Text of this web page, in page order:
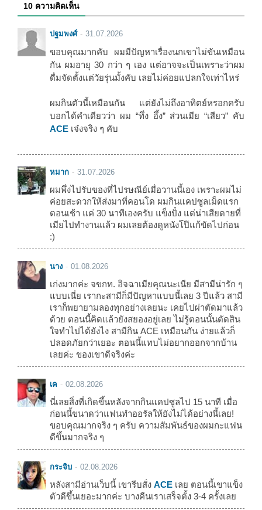
10 ความคิดเห็น
ปฐมพงศ์ 31.07.2026
ขอบคุณมากคับ ผมมีปัญหาเรื่องนกเขาไม่ขันเหมือน
กัน ผมอายุ 30 กว่า ๆ เอง แต่อาจจะเป็นเพราะว่าผม
ดื่มจัดตั้งแต่วัยรุ่นมั้งคับ เลยไม่ค่อยแปลกใจเท่าไหร่
ผมกินตัวนี้เหมือนกัน แต่ยังไม่ถึงอาทิตย์หรอกครับ
บอกได้คำเดียวว่า ผม “ทึ่ง อึ้ง” ส่วนเมีย “เสียว” คับ
ACE เจ๋งจริง ๆ คับ
หมาก 31.07.2026
ผมพึ่งไปรับของที่ไปรษณีย์เมื่อวานนี้เอง เพราะผมไม่
ค่อยสะดวกให้ส่งมาที่คอนโด ผมกินแคปซูลเม็ดแรก
ตอนเช้า แค่ 30 นาทีเองครับ แข็งปั๋ง แต่น่าเสียดายที่
เมียไปทำงานแล้ว ผมเลยต้องดูหนังโป๊แก้ขัดไปก่อน
:)
นาง 01.08.2026
เก่งมากค่ะ จขกท. อิจฉาเมียคุณนะเนีย มีสามีน่ารัก ๆ
แบบเนี่ย เรากะสามีก็มีปัญหาแบบนี้เลย 3 ปีแล้ว สามี
เราก็พยายามลองทุกอย่างเลยนะ เคยไปผ่าตัดมาแล้ว
ด้วย ตอนนี้คิดแล้วยังสยองอยู่เลย ไม่รู้ตอนนั้นตัดสิน
ใจทำไปได้ยังไง สามีกิน ACE เหมือนกัน ง่ายแล้วก็
ปลอดภัยกว่าเยอะ ตอนนี้แทบไม่อยากออกจากบ้าน
เลยค่ะ ของเขาดีจริงค่ะ
เค 02.08.2026
นี่เลยสิ่งที่เกิดขึ้นหลังจากกินแคปซูลไป 15 นาที เมื่อ
ก่อนนี้ขนาดว่าแฟนทำออรัลให้ยังไม่ได้อย่างนี้เลย!
ขอบคุณมากจริง ๆ ครับ ความสัมพันธ์ของผมกะแฟน
ดีขึ้นมากจริง ๆ
กระจิบ 02.08.2026
หลังสามีอ่านเว็บนี้ เขารีบสั่ง ACE เลย ตอนนี้เขาแข็ง
ตัวดีขึ้นเยอะมากค่ะ บางคืนเราเสร็จตั้ง 3-4 ครั้งเลย